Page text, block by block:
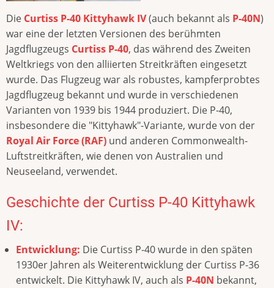
Die Curtiss P-40 Kittyhawk IV(auch bekannt als P-40N)
war eine der letzten Versionen des berühmten
Jagdflugzeugs Curtiss P-40, das während des Zweiten
Weltkriegs von den alliierten Streitkräften eingesetzt
wurde. Das Flugzeug war als robustes, kampferprobtes
Jagdflugzeug bekannt und wurde in verschiedenen
Varianten von 1939 bis 1944 produziert. Die P-40,
insbesondere die "Kittyhawk"-Variante, wurde von der
Royal Air Force (RAF) und anderen Commonwealth-
Luftstreitkräften, wie denen von Australien und
Neuseeland, verwendet.
Geschichte der Curtiss P-40 Kittyhawk
IV:
Entwicklung: Die Curtiss P-40 wurde in den späten
1930er Jahren als Weiterentwicklung der Curtiss P-36
entwickelt. Die Kittyhawk IV, auch als P-40N bekannt,